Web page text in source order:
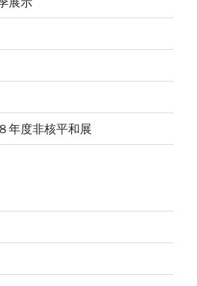
年度非核平和展